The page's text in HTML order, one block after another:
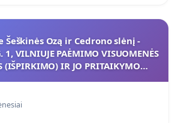
Šeškinės Ozą ir Cedrono slėnį -
1, VILNIUJE PAĖMIMO VISUOMENĖS
(IŠPIRKIMO) IR JO PRITAIKYMO